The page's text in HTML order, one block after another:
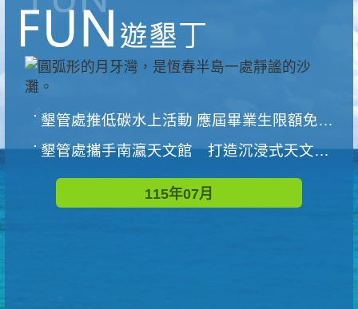
墾管處推低碳水上活動 應屆畢業生限額免費參加
墾管處攜手南瀛天文館 打造沉浸式天文探索營隊
115年07月